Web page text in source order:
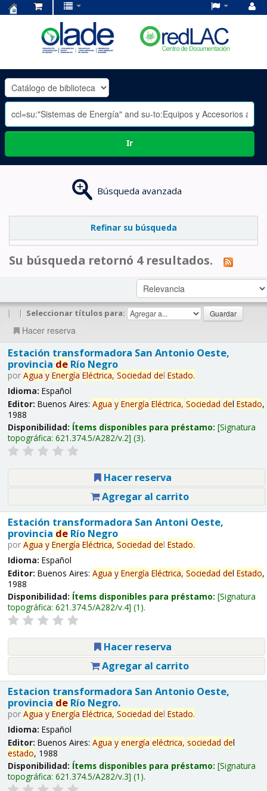
OLADE
-
Ir
Búsqueda avanzada
Refinar su búsqueda
Su búsqueda retornó 4 resultados.
| | Seleccionar títulos para:
Hacer reserva
Estación transformadora San Antonio Oeste,
provincia deRío Negro
por Agua y Energía Eléctrica, Sociedad del Estado.
Idioma: Español
Editor: Buenos Aires: Agua y Energía Eléctrica, Sociedad del Estado,
1988
Disponibilidad: Ítems disponibles para préstamo: Signatura
topográfica: 621.374.5/A282/v.2 (3).
Hacer reserva
Agregar al carrito
Estación transformadora San Antoni Oeste,
provincia deRío Negro
por Agua y Energía Eléctrica, Sociedad del Estado.
Idioma: Español
Editor: Buenos Aires: Agua y Energía Eléctrica, Sociedad del Estado,
1988
Disponibilidad: Ítems disponibles para préstamo: Signatura
topográfica: 621.374.5/A282/v.4 (1).
Hacer reserva
Agregar al carrito
Estacion transformadora San Antonio Oeste,
provincia deRío Negro.
por Agua y Energía Eléctrica, Sociedad del Estado.
Idioma: Español
Editor: Buenos Aires: Agua y energía eléctrica, sociedad del
estado, 1988
Disponibilidad: Ítems disponibles para préstamo: Signatura
topográfica: 621.374.5/A282/v.3 (1).